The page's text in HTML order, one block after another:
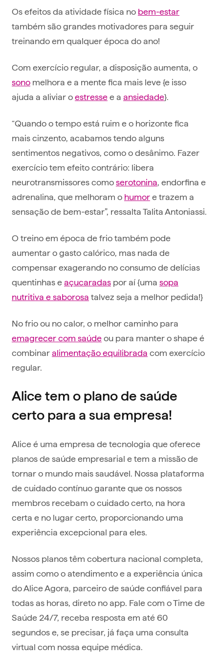
Os efeitos da atividade física no bem-estar
também são grandes motivadores para seguir
treinando em qualquer época do ano!
Com exercício regular, a disposição aumenta, o
sono melhora e a mente fica mais leve {e isso
ajuda a aliviar oestressee a ansiedade}.
“Quando o tempo está ruim e o horizonte fica
mais cinzento, acabamos tendo alguns
sentimentos negativos, como o desânimo. Fazer
exercício tem efeito contrário: libera
neurotransmissores comoserotonina, endorfina e
adrenalina, que melhoram o humore trazem a
sensação de bem-estar”, ressalta Talita Antoniassi.
O treino em época de frio também pode
aumentar o gasto calórico, mas nada de
compensar exagerando no consumo de delícias
quentinhas eaçucaradas por aí {uma sopa
nutritiva e saborosa talvez seja a melhor pedida!}
No frio ou no calor, o melhor caminho para
emagrecer com saúdeou para manter o shape é
combinaralimentação equilibrada com exercício
regular.
Alice tem o plano de saúde
certo para a sua empresa!
Alice é uma empresa de tecnologia que oferece
planos de saúde empresarial e tem a missão de
tornar o mundo mais saudável. Nossa plataforma
de cuidado contínuo garante que os nossos
membros recebam o cuidado certo, na hora
certa e no lugar certo, proporcionando uma
experiência excepcional para eles.
Nossos planos têm cobertura nacional completa,
assim como o atendimento e a experiência única
do Alice Agora, parceiro de saúde confiável para
todas as horas, direto no app. Fale com o Time de
Saúde 24/7, receba resposta em até 60
segundos e, se precisar, já faça uma consulta
virtual com nossa equipe médica.